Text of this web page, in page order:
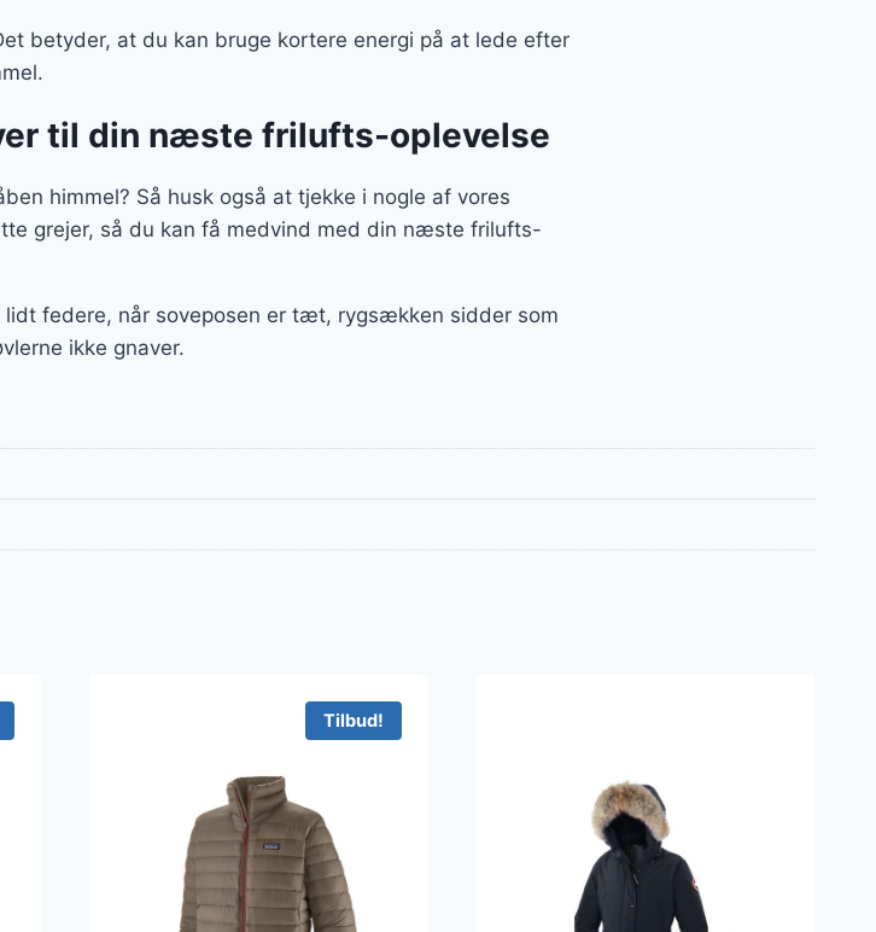
betyder, at du kan bruge kortere energi på at lede efter
til din næste frilufts-oplevelse
himmel? Så husk også at tjekke i nogle af vores
grejer, så du kan få medvind med din næste frilufts-
federe, når soveposen er tæt, rygsækken sidder som
ikke gnaver.
Tilbud!